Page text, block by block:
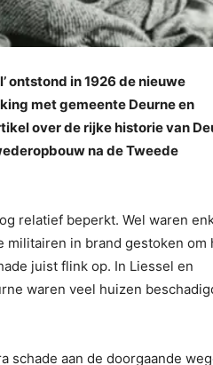
ontstond in 1926 de nieuwe
met gemeente Deurne en
over de rijke historie van
na de Tweede
relatief beperkt. Wel waren
militairen in brand gestoken om
juist flink op. In Liessel en
waren veel huizen
schade aan de doorgaande